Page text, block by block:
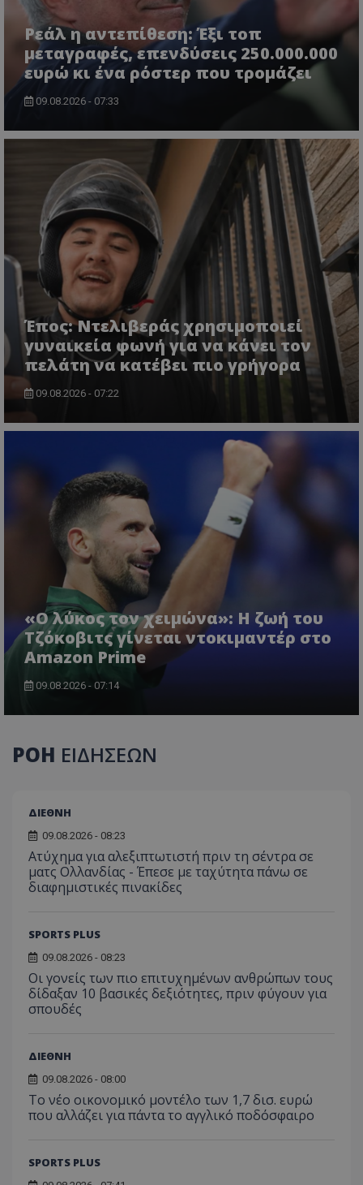
Ρεάλ η αντεπίθεση: Έξι τοπ
μεταγραφές, επενδύσεις 250.000.000
ευρώ κι ένα ρόστερ που τρομάζει
09.08.2026 - 07:33
Έπος: Ντελιβεράς χρησιμοποιεί
γυναικεία φωνή για να κάνει τον
πελάτη να κατέβει πιο γρήγορα
09.08.2026 - 07:22
«Ο λύκος τον χειμώνα»: Η ζωή του
Τζόκοβιτς γίνεται ντοκιμαντέρ στο
Amazon Prime
09.08.2026 - 07:14
ΡΟΗ ΕΙΔΗΣΕΩΝ
ΔΙΕΘΝΗ
09.08.2026 - 08:23
Ατύχημα για αλεξιπτωτιστή πριν τη σέντρα σε
ματς Ολλανδίας - Έπεσε με ταχύτητα πάνω σε
διαφημιστικές πινακίδες
SPORTS PLUS
09.08.2026 - 08:23
Οι γονείς των πιο επιτυχημένων ανθρώπων τους
δίδαξαν 10 βασικές δεξιότητες, πριν φύγουν για
σπουδές
ΔΙΕΘΝΗ
09.08.2026 - 08:00
Το νέο οικονομικό μοντέλο των 1,7 δισ. ευρώ
που αλλάζει για πάντα το αγγλικό ποδόσφαιρο
SPORTS PLUS